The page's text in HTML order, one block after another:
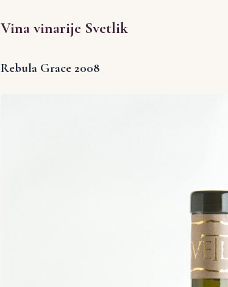
Vina vinarije Svetlik
Rebula Grace 2008